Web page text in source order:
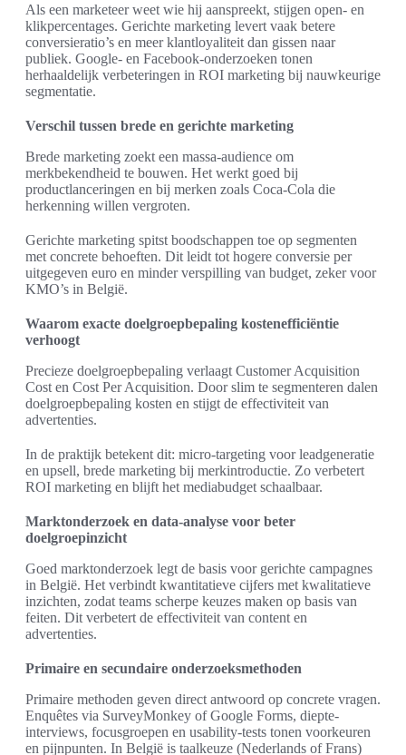
Als een marketeer weet wie hij aanspreekt, stijgen open- en
klikpercentages. Gerichte marketing levert vaak betere
conversieratio’s en meer klantloyaliteit dan gissen naar
publiek. Google- en Facebook-onderzoeken tonen
herhaaldelijk verbeteringen in ROI marketing bij nauwkeurige
segmentatie.
Verschil tussen brede en gerichte marketing
Brede marketing zoekt een massa-audience om
merkbekendheid te bouwen. Het werkt goed bij
productlanceringen en bij merken zoals Coca-Cola die
herkenning willen vergroten.
Gerichte marketing spitst boodschappen toe op segmenten
met concrete behoeften. Dit leidt tot hogere conversie per
uitgegeven euro en minder verspilling van budget, zeker voor
KMO’s in België.
Waarom exacte doelgroepbepaling kostenefficiëntie
verhoogt
Precieze doelgroepbepaling verlaagt Customer Acquisition
Cost en Cost Per Acquisition. Door slim te segmenteren dalen
doelgroepbepaling kosten en stijgt de effectiviteit van
advertenties.
In de praktijk betekent dit: micro-targeting voor leadgeneratie
en upsell, brede marketing bij merkintroductie. Zo verbetert
ROI marketing en blijft het mediabudget schaalbaar.
Marktonderzoek en data-analyse voor beter
doelgroepinzicht
Goed marktonderzoek legt de basis voor gerichte campagnes
in België. Het verbindt kwantitatieve cijfers met kwalitatieve
inzichten, zodat teams scherpe keuzes maken op basis van
feiten. Dit verbetert de effectiviteit van content en
advertenties.
Primaire en secundaire onderzoeksmethoden
Primaire methoden geven direct antwoord op concrete vragen.
Enquêtes via SurveyMonkey of Google Forms, diepte-
interviews, focusgroepen en usability-tests tonen voorkeuren
en pijnpunten. In België is taalkeuze (Nederlands of Frans)